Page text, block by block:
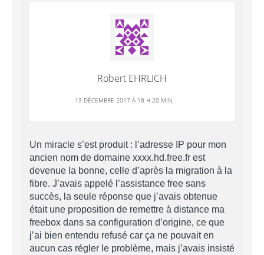
Robert EHRLICH
13 DÉCEMBRE 2017 Á 18 H 20 MIN
Un miracle s’est produit : l’adresse IP pour mon
ancien nom de domaine xxxx.hd.free.fr est
devenue la bonne, celle d’après la migration à la
fibre. J’avais appelé l’assistance free sans
succès, la seule réponse que j’avais obtenue
était une proposition de remettre à distance ma
freebox dans sa configuration d’origine, ce que
j’ai bien entendu refusé car ça ne pouvait en
aucun cas régler le problème, mais j’avais insisté